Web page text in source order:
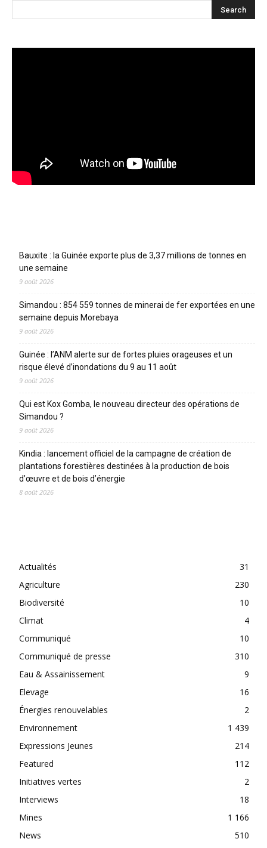
Bauxite : la Guinée exporte plus de 3,37 millions de tonnes en
une semaine
9 août 2026
Simandou : 854 559 tonnes de minerai de fer exportées en une
semaine depuis Morebaya
9 août 2026
Guinée : l’ANM alerte sur de fortes pluies orageuses et un
risque élevé d’inondations du 9 au 11 août
9 août 2026
Qui est Kox Gomba, le nouveau directeur des opérations de
Simandou ?
9 août 2026
Kindia : lancement officiel de la campagne de création de
plantations forestières destinées à la production de bois
d’œuvre et de bois d’énergie
8 août 2026
Actualités
31
Agriculture
230
Biodiversité
10
Climat
4
Communiqué
10
Communiqué de presse
310
Eau & Assainissement
9
Elevage
16
Énergies renouvelables
2
Environnement
1 439
Expressions Jeunes
214
Featured
112
Initiatives vertes
2
Interviews
18
Mines
1 166
News
510